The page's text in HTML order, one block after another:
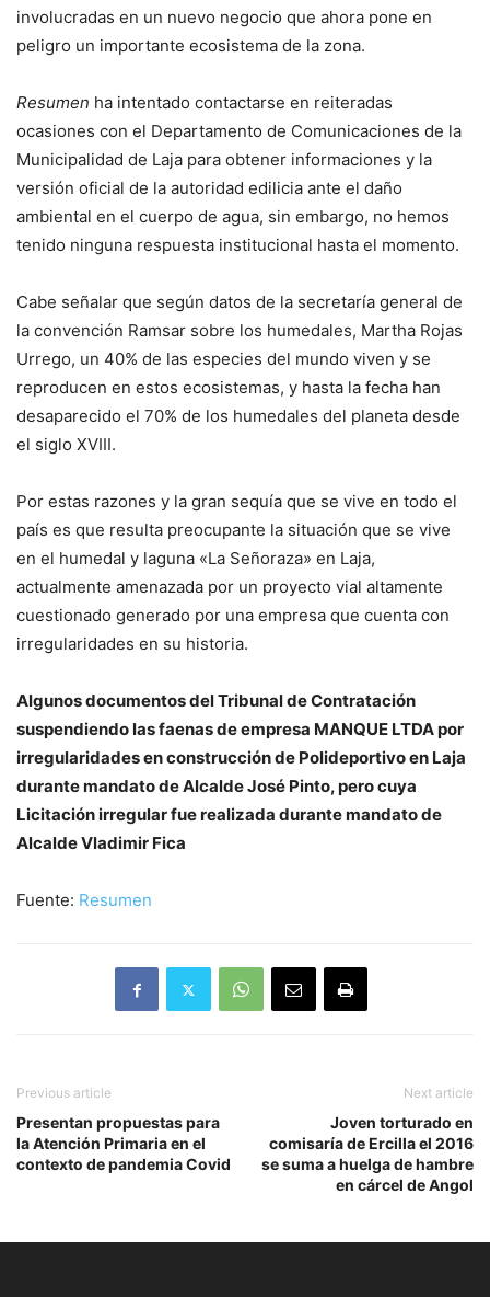
involucradas en un nuevo negocio que ahora pone en
peligro un importante ecosistema de la zona.
Resumen ha intentado contactarse en reiteradas
ocasiones con el Departamento de Comunicaciones de la
Municipalidad de Laja para obtener informaciones y la
versión oficial de la autoridad edilicia ante el daño
ambiental en el cuerpo de agua, sin embargo, no hemos
tenido ninguna respuesta institucional hasta el momento.
Cabe señalar que según datos de la secretaría general de
la convención Ramsar sobre los humedales, Martha Rojas
Urrego, un 40% de las especies del mundo viven y se
reproducen en estos ecosistemas, y hasta la fecha han
desaparecido el 70% de los humedales del planeta desde
el siglo XVIII.
Por estas razones y la gran sequía que se vive en todo el
país es que resulta preocupante la situación que se vive
en el humedal y laguna «La Señoraza» en Laja,
actualmente amenazada por un proyecto vial altamente
cuestionado generado por una empresa que cuenta con
irregularidades en su historia.
Algunos documentos del Tribunal de Contratación
suspendiendo las faenas de empresa MANQUE LTDA por
irregularidades en construcción de Polideportivo en Laja
durante mandato de Alcalde José Pinto, pero cuya
Licitación irregular fue realizada durante mandato de
Alcalde Vladimir Fica
Fuente: Resumen
Previous article
Presentan propuestas para
la Atención Primaria en el
contexto de pandemia Covid
Next article
Joven torturado en
comisaría de Ercilla el 2016
se suma a huelga de hambre
en cárcel de Angol